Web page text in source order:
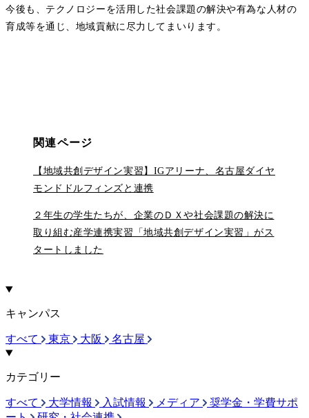
今後も、テクノロジーを活用した社会課題の解決や有為な人材の
育成等を通じ、地域貢献に尽力してまいります。
関連ページ
【地域共創デザイン実習】IGアリーナ、名古屋ダイヤ
モンドドルフィンズと連携
２年生の学生たちが、企業のＤＸや社会課題の解決に
取り組む産学連携実習「地域共創デザイン実習」がス
タートしました
キャンパス
すべて 東京 大阪 名古屋
カテゴリー
すべて 大学情報 入試情報 メディア
奨学金・学費サポ